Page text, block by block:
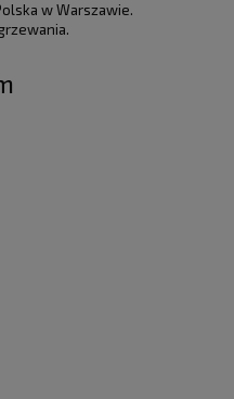
w Warszawie.